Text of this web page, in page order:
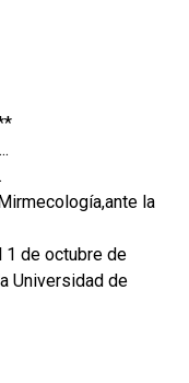
la
1 de octubre de
Universidad de